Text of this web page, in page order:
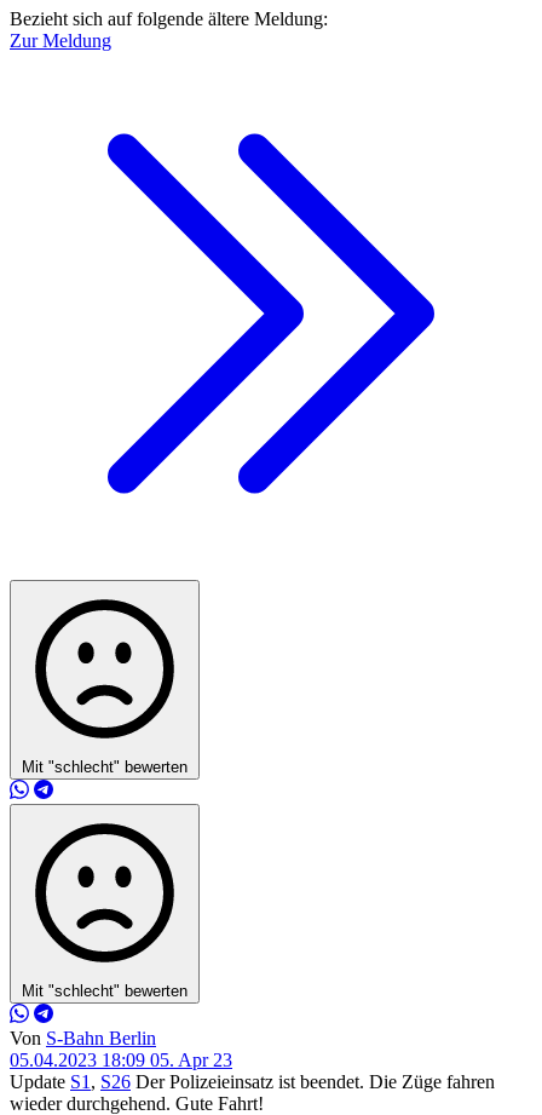
Bezieht sich auf folgende ältere Meldung:
Zur Meldung
Mit "schlecht" bewerten
Mit "schlecht" bewerten
Von S-Bahn Berlin
05.04.2023 18:09 05. Apr 23
Update S1 , S26 Der Polizeieinsatz ist beendet. Die Züge fahren
wieder durchgehend. Gute Fahrt!